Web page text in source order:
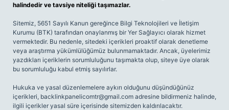
halindedir ve tavsiye niteliği taşımazlar.
Sitemiz, 5651 Sayılı Kanun gereğince Bilgi Teknolojileri ve İletişim
Kurumu (BTK) tarafından onaylanmış bir Yer Sağlayıcı olarak hizmet
vermektedir. Bu nedenle, sitedeki içerikleri proaktif olarak denetleme
veya araştırma yükümlülüğümüz bulunmamaktadır. Ancak, üyelerimiz
yazdıkları içeriklerin sorumluluğunu taşımakta olup, siteye üye olarak
bu sorumluluğu kabul etmiş sayılırlar.
Hukuka ve yasal düzenlemelere aykırı olduğunu düşündüğünüz
içerikleri, backlinkpanelicomtr@gmail.com adresine bildirmeniz halinde,
ilgili içerikler yasal süre içerisinde sitemizden kaldırılacaktır.